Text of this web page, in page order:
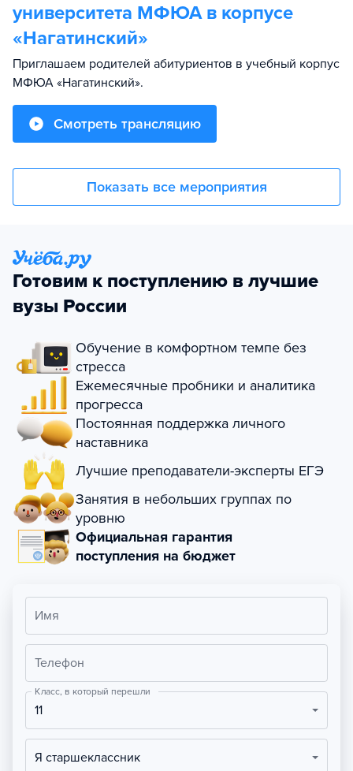
университета МФЮА в корпусе
«Нагатинский»
Приглашаем родителей абитуриентов в учебный корпус
МФЮА «Нагатинский».
Смотреть трансляцию
Показать все мероприятия
Готовим к поступлению в лучшие
вузы России
Обучение в комфортном темпе без
стресса
Ежемесячные пробники и аналитика
прогресса
Постоянная поддержка личного
наставника
Лучшие преподаватели-эксперты ЕГЭ
Занятия в небольших группах по
уровню
Официальная гарантия
поступления на бюджет
Имя
Телефон
Класс, в который перешли
11
Я старшеклассник